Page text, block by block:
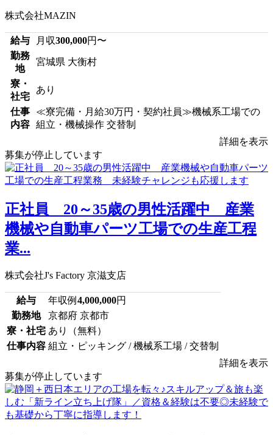
株式会社MAZIN
給与 月収300,000円〜
勤務
地
宮城県 大衡村
寮・
社宅
あり
仕事
内容
≪寮完備・月給30万円・契約社員≫機械系工場での
組立・機械操作 交替制
詳細を表示
募集が停止しています
正社員 20～35歳の男性活躍中 産業
機械や自動車パーツ工場での生産工程
業...
株式会社J's Factory 京滋支店
給与 年収例 4,000,000円
勤務地
京都府 京都市
寮・社宅 あり（無料）
仕事内容 組立・ピッキング / 機械系工場 / 交替制
詳細を表示
募集が停止しています